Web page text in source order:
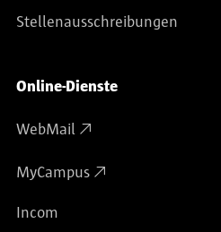
Stellenausschreibungen
Online-Dienste
WebMail
MyCampus
Incom